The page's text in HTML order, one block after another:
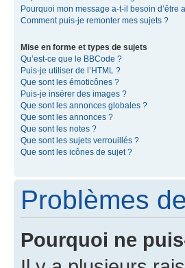
Pourquoi mon message a-t-il besoin d’être
Comment puis-je remonter mes sujets ?
Mise en forme et types de sujets
Qu’est-ce que le BBCode ?
Puis-je utiliser de l’HTML ?
Que sont les émoticônes ?
Puis-je insérer des images ?
Que sont les annonces globales ?
Que sont les annonces ?
Que sont les notes ?
Que sont les sujets verrouillés ?
Que sont les icônes de sujet ?
Problèmes
Pourquoi ne